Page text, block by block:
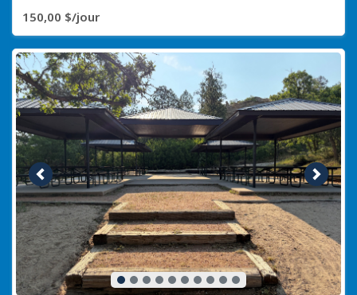
150,00 $/jour
Image précédente Image